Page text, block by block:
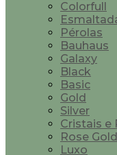
Colorfull
Pérolas
Bauhaus
Galaxy
Black
Basic
Gold
Silver
Cristais e
Rose Gold
Luxo